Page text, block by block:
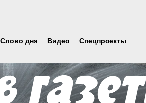
Слово дня Видео Спецпроекты